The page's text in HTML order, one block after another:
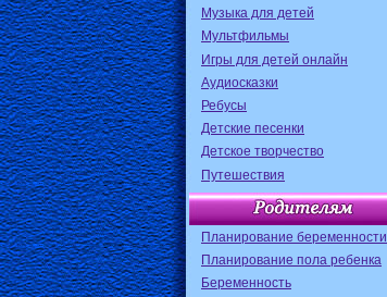
Музыка для детей
Мультфильмы
Игры для детей онлайн
Аудиосказки
Ребусы
Детские песенки
Детское творчество
Путешествия
Планирование беременности
Планирование пола ребенка
Беременность